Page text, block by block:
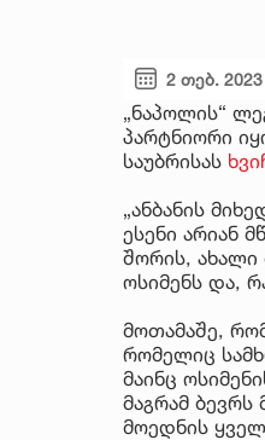
2 თებ. 2023
„ნაპოლის“
პარტნიორი
საუბრისას
„ანბანის
ესენი არიან
შორის, ახალი
ოსიმენს და,
მოთამაშე,
რომელიც
მაინც
მაგრამ
მოედნის